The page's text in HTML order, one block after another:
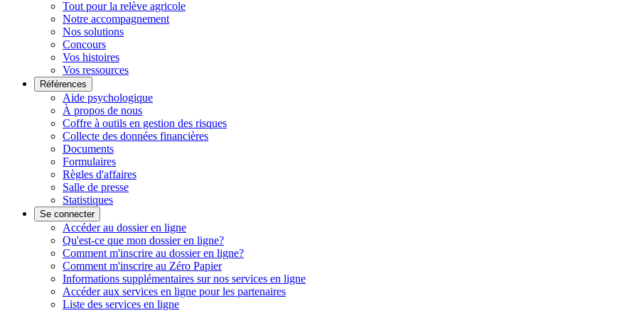
Tout pour la relève agricole
Notre accompagnement
Nos solutions
Concours
Vos histoires
Vos ressources
Références
Aide psychologique
À propos de nous
Coffre à outils en gestion des risques
Collecte des données financières
Documents
Formulaires
Règles d'affaires
Salle de presse
Statistiques
Se connecter
Accéder au dossier en ligne
Qu'est-ce que mon dossier en ligne?
Comment m'inscrire au dossier en ligne?
Comment m'inscrire au Zéro Papier
Informations supplémentaires sur nos services en ligne
Accéder aux services en ligne pour les partenaires
Liste des services en ligne